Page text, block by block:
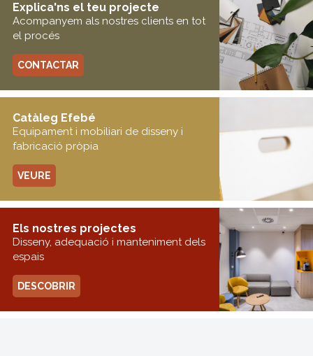
Explica'ns el teu projecte
Acompanyem als nostres clients en tot
el procés
CONTACTAR
Catàleg Efebé
Equipament i mobiliari de disseny i
fabricació pròpia
VEURE
Els nostres projectes
Disseny, adequació i manteniment dels
espais
DESCOBRIR